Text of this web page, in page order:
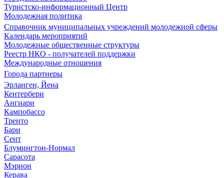
Туристско-информационный Центр
Молодежная политика
Справочник муниципальных учреждений молодежной сферы
Календарь мероприятий
Молодежные общественные структуры
Реестр НКО - получателей поддержки
Международные отношения
Города партнеры
Эрланген, Йена
Кентербери
Ангиари
Кампобассо
Тренто
Бари
Сент
Блумингтон-Нормал
Сарасота
Мэрион
Керава